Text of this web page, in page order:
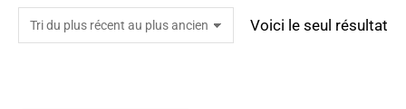
Voici le seul résultat